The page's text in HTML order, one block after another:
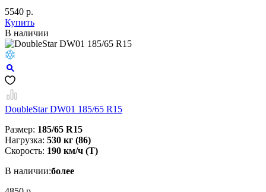
5540 р.
Купить
В наличии
DoubleStar DW01 185/65 R15
Размер: 185/65 R15
Нагрузка: 530 кг (86)
Скорость: 190 км/ч (T)
В наличии:более